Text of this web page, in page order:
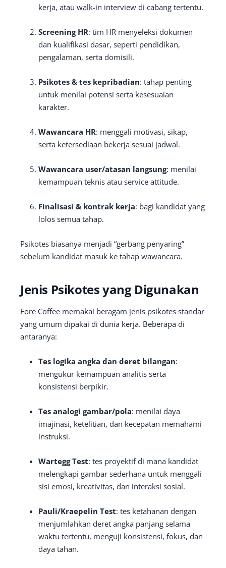
kerja, atau walk-in interview di cabang tertentu.
Screening HR: tim HR menyeleksi dokumen
dan kualifikasi dasar, seperti pendidikan,
pengalaman, serta domisili.
Psikotes & tes kepribadian: tahap penting
untuk menilai potensi serta kesesuaian
karakter.
Wawancara HR: menggali motivasi, sikap,
serta ketersediaan bekerja sesuai jadwal.
Wawancara user/atasan langsung: menilai
kemampuan teknis atau service attitude.
Finalisasi & kontrak kerja: bagi kandidat yang
lolos semua tahap.
Psikotes biasanya menjadi “gerbang penyaring”
sebelum kandidat masuk ke tahap wawancara.
Jenis Psikotes yang Digunakan
Fore Coffee memakai beragam jenis psikotes standar
yang umum dipakai di dunia kerja. Beberapa di
antaranya:
Tes logika angka dan deret bilangan:
mengukur kemampuan analitis serta
konsistensi berpikir.
Tes analogi gambar/pola: menilai daya
imajinasi, ketelitian, dan kecepatan memahami
instruksi.
Wartegg Test: tes proyektif di mana kandidat
melengkapi gambar sederhana untuk menggali
sisi emosi, kreativitas, dan interaksi sosial.
Pauli/Kraepelin Test: tes ketahanan dengan
menjumlahkan deret angka panjang selama
waktu tertentu, menguji konsistensi, fokus, dan
daya tahan.